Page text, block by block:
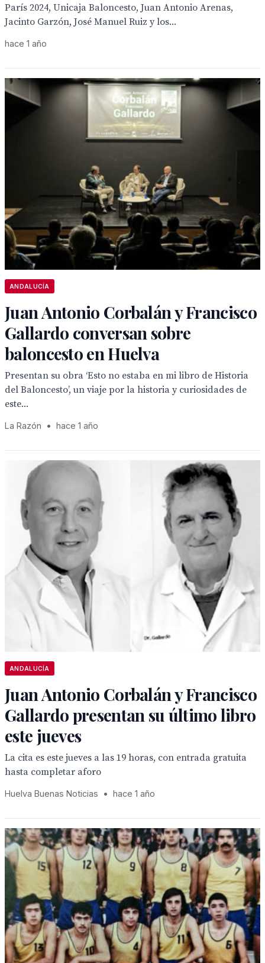
París 2024, Unicaja Baloncesto, Juan Antonio Arenas,
Jacinto Garzón, José Manuel Ruiz y los...
hace 1 año
ANDALUCÍA
Juan Antonio Corbalán y Francisco
Gallardo conversan sobre
baloncesto en Huelva
Presentan su obra ‘Esto no estaba en mi libro de Historia
del Baloncesto’, un viaje por la historia y curiosidades de
este...
La Razón • hace 1 año
ANDALUCÍA
Juan Antonio Corbalán y Francisco
Gallardo presentan su último libro
este jueves
La cita es este jueves a las 19 horas, con entrada gratuita
hasta completar aforo
Huelva Buenas Noticias • hace 1 año